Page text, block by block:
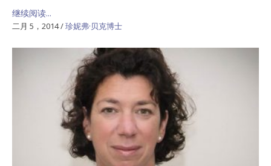
继续阅读...
二月 5，2014/珍妮弗·贝克博士